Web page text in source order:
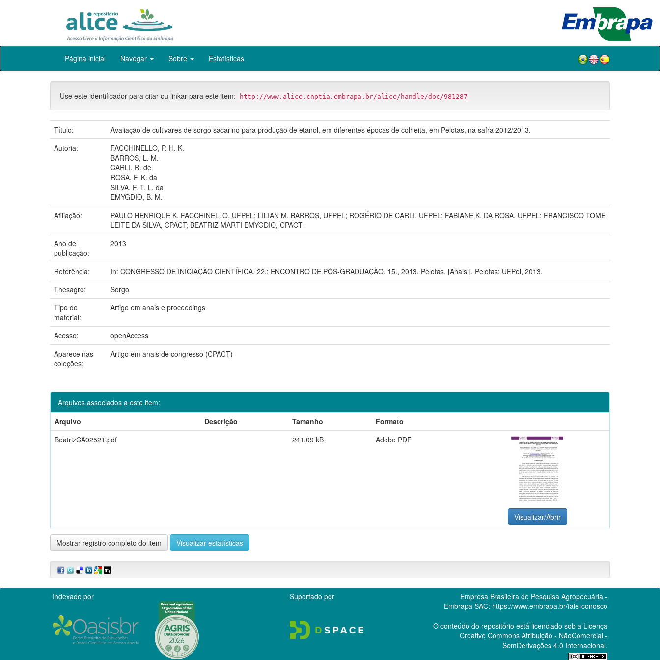
Skip
Página inicial Navegar Sobre Estatísticas
Use este identificador para citar ou linkar para este item: http://www.alice.cnptia.embrapa.br/alice/handle/doc/981287
Título:
Avaliação de cultivares de sorgo sacarino para produção de etanol, em diferentes épocas de colheita, em Pelotas, na safra 2012/2013.
Autoria:
FACCHINELLO, P. H. K.
BARROS, L. M.
CARLI, R. de
ROSA, F. K. da
SILVA, F. T. L. da
EMYGDIO, B. M.
Afiliação:
PAULO HENRIQUE K. FACCHINELLO, UFPEL; LILIAN M. BARROS, UFPEL; ROGÉRIO DE CARLI, UFPEL; FABIANE K. DA ROSA, UFPEL; FRANCISCO TOME
LEITE DA SILVA, CPACT; BEATRIZ MARTI EMYGDIO, CPACT.
Ano de
publicação:
2013
Referência:
In: CONGRESSO DE INICIAÇÃO CIENTÍFICA, 22.; ENCONTRO DE PÓS-GRADUAÇÃO, 15., 2013, Pelotas. [Anais.]. Pelotas: UFPel, 2013.
Thesagro:
Sorgo
Tipo do
material:
Artigo em anais e proceedings
Acesso:
openAccess
Aparece nas
coleções:
Artigo em anais de congresso (CPACT)
Arquivos associados a este item:
Arquivo
Descrição Tamanho
Formato
BeatrizCA02521.pdf
241,09 kB Adobe PDF
Visualizar/Abrir
Mostrar registro completo do item Visualizar estatísticas
Indexado por Suportado por
Empresa Brasileira de Pesquisa Agropecuária -
Embrapa SAC: https://www.embrapa.br/fale-conosco
O conteúdo do repositório está licenciado sob a Licença
Creative CommonsAtribuição - NãoComercial -
SemDerivações 4.0 Internacional.